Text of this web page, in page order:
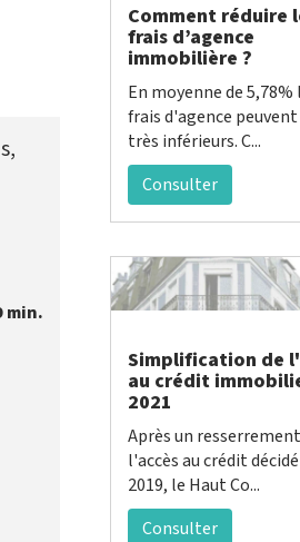
min.
Comment réduire
frais d’agence
immobilière ?
En moyenne de 5,78%
frais d'agence
très inférieurs. C...
Consulter
Simplification de
au crédit
2021
Après un
l'accès au crédit
2019, le Haut Co...
Consulter